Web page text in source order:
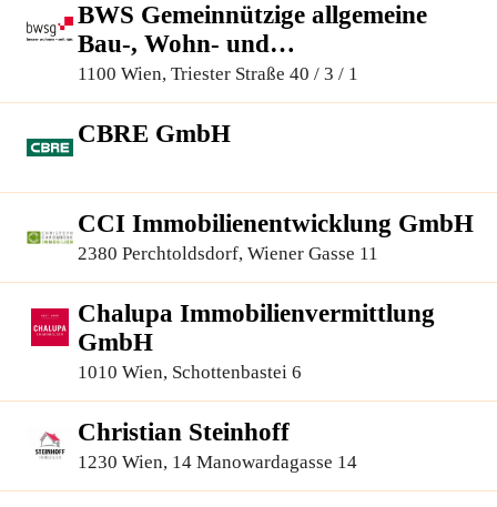
BWS Gemeinnützige allgemeine
Bau-, Wohn- und
Siedlungsgenossenschaft registrierte
Genossenschaft mit beschränkter
Haftung
1100 Wien, Triester Straße 40 / 3 / 1
CBRE GmbH
CCI Immobilienentwicklung GmbH
2380 Perchtoldsdorf, Wiener Gasse 11
Chalupa Immobilienvermittlung
GmbH
1010 Wien, Schottenbastei 6
Christian Steinhoff
1230 Wien, 14 Manowardagasse 14